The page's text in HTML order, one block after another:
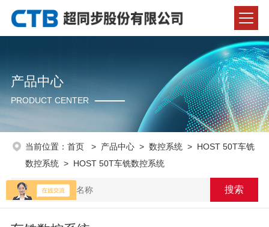
产品中心
PRODUCT CENTER
当前位置： 首页 > 产品中心> 数控系统> HOST 50T车铣
数控系统> HOST 50T车铣数控系统